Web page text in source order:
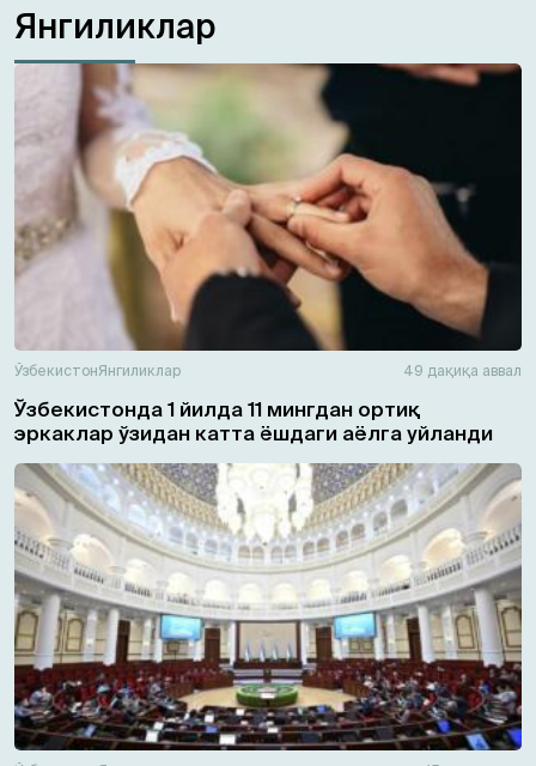
Янгиликлар
ЎзбекистонЯнгиликлар 49 дақиқа аввал
Ўзбекистонда 1 йилда 11 мингдан ортиқ
эркаклар ўзидан катта ёшдаги аёлга уйланди